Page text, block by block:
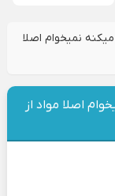
نمیخوام اصلا
اصلا مواد از